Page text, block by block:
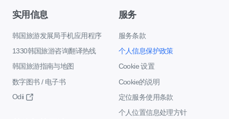
实用信息
韩国旅游发展局手机应用程序
1330韩国旅游咨询翻译热线
韩国旅游指南与地图
数字图书 / 电子书
Odii
服务
服务条款
个人信息保护政策
Cookie 设置
Cookie的说明
定位服务使用条款
个人位置信息处理方针